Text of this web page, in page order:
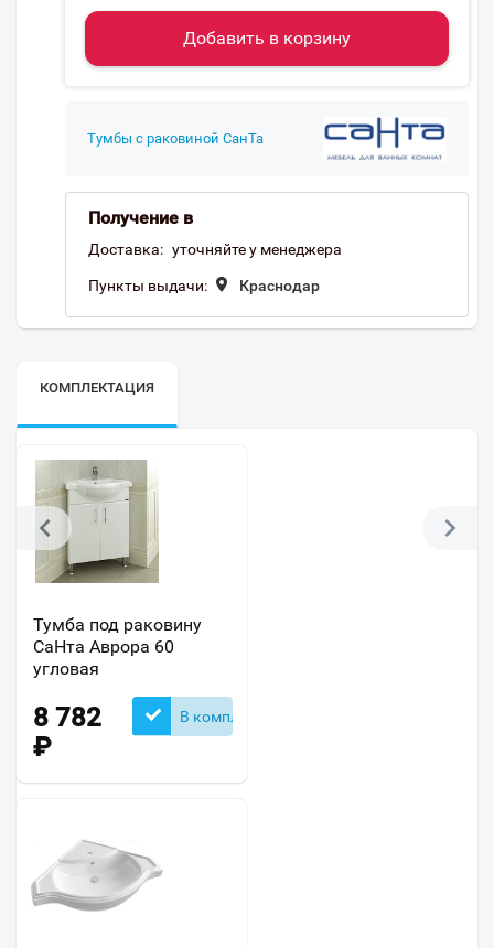
Добавить в корзину
Тумбы с раковиной СанТа
Получение в
Доставка: уточняйте у менеджера
Пункты выдачи: Краснодар
КОМПЛЕКТАЦИЯ
Тумба под раковину
СаНта Аврора 60
угловая
8 782
₽
В комплекте